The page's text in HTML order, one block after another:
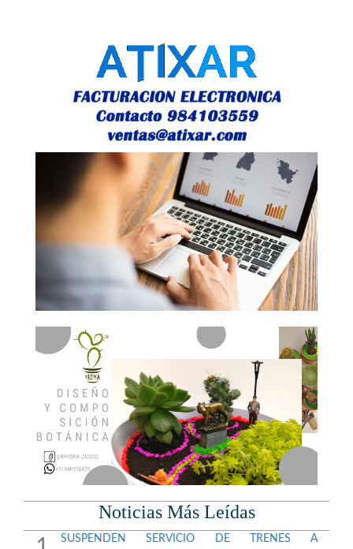
Noticias Más Leídas
SUSPENDEN SERVICIO DE TRENES A